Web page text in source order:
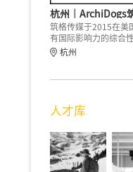
项
新作速览 |广州雪蕾香氛博物馆
设计单位｜HHD深圳华汇设计项目
类型｜建筑设计项目地点｜广东…
杭州｜ArchiDogs
筑格传媒于2015在美
有国际影响力的综合
杭州
人才库